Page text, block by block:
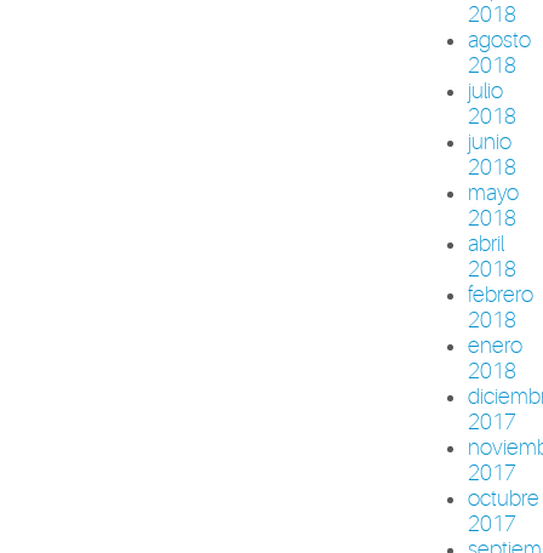
2018
agosto
2018
julio
2018
junio
2018
mayo
2018
abril
2018
febrero
2018
enero
2018
2017
2017
octubre
2017